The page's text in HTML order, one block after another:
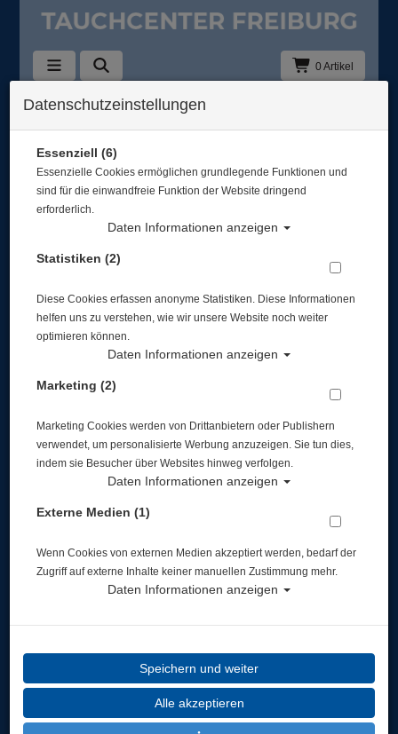
0 Artikel
Atlantis Merchandise
TOP
- Farbe: Rot
19,90 €
by Mampe Berlin
39,00 €
TOP %
Datenschutzeinstellungen
Essenziell (6)
Essenzielle Cookies ermöglichen grundlegende Funktionen und
sind für die einwandfreie Funktion der Website dringend
erforderlich.
Daten Informationen anzeigen
Statistiken (2)
Diese Cookies erfassen anonyme Statistiken. Diese Informationen
helfen uns zu verstehen, wie wir unsere Website noch weiter
optimieren können.
Daten Informationen anzeigen
Marketing (2)
Marketing Cookies werden von Drittanbietern oder Publishern
verwendet, um personalisierte Werbung anzuzeigen. Sie tun dies,
indem sie Besucher über Websites hinweg verfolgen.
Daten Informationen anzeigen
Externe Medien (1)
Wenn Cookies von externen Medien akzeptiert werden, bedarf der
Zugriff auf externe Inhalte keiner manuellen Zustimmung mehr.
Daten Informationen anzeigen
Speichern und weiter
Alle akzeptieren